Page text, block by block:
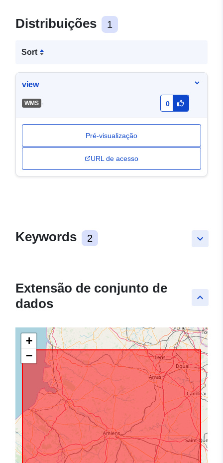
Distribuições 1
Sort
view
WMS - 0
Pré-visualização
URL de acesso
keyboard_arrow_down
Keywords 2
keyboard_arrow_up
Extensão de conjunto de
dados
+
−